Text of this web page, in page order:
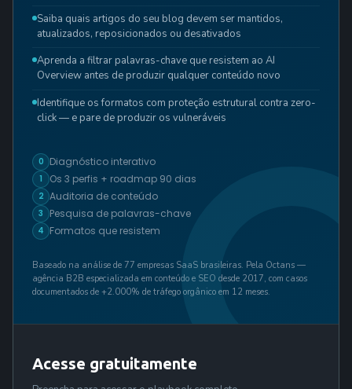
Saiba quais artigos do seu blog devem ser mantidos,
atualizados, reposicionados ou desativados
Aprenda a filtrar palavras-chave que resistem ao AI
Overview antes de produzir qualquer conteúdo novo
Identifique os formatos com proteção estrutural contra zero-
click — e pare de produzir os vulneráveis
0 Diagnóstico interativo
1 Os 3 perfis + roadmap 90 dias
2 Auditoria de conteúdo
3 Pesquisa de palavras-chave
4 Formatos que resistem
Baseado na análise de 77 empresas SaaS brasileiras. Pela Octans —
agência B2B especializada em conteúdo e SEO desde 2017, com casos
documentados de +2.000% de tráfego orgânico em 12 meses.
Acesse gratuitamente